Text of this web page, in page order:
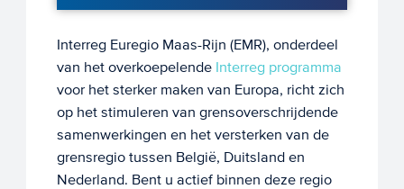
Interreg Euregio Maas-Rijn (EMR), onderdeel
van het overkoepelende Interreg programma
voor het sterker maken van Europa, richt zich
op het stimuleren van grensoverschrijdende
samenwerkingen en het versterken van de
grensregio tussen België, Duitsland en
Nederland. Bent u actief binnen deze regio